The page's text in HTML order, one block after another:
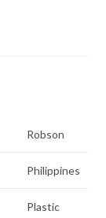
Robson
Philippines
Plastic